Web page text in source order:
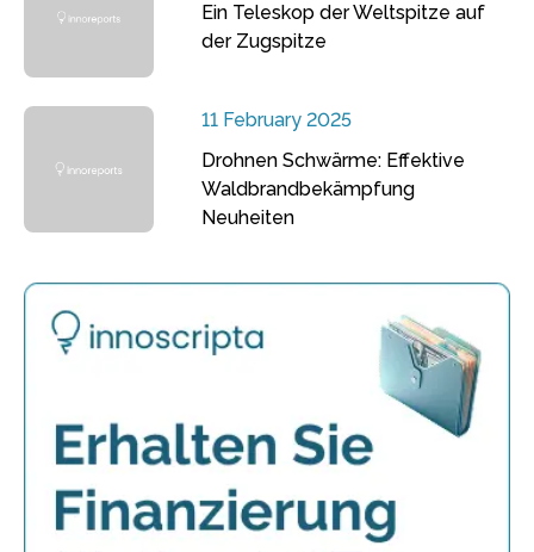
Ein Teleskop der Weltspitze auf
der Zugspitze
11 February 2025
Drohnen Schwärme: Effektive
Waldbrandbekämpfung
Neuheiten